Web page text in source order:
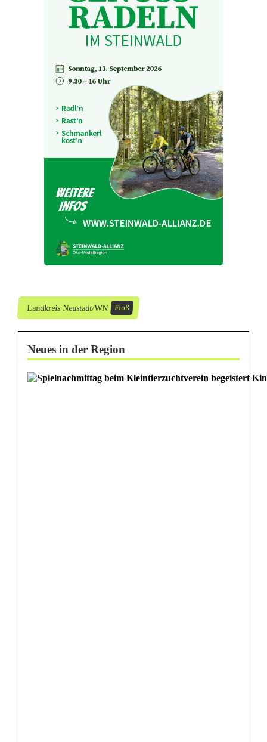
Landkreis Neustadt/WN Floß
Neues in der Region